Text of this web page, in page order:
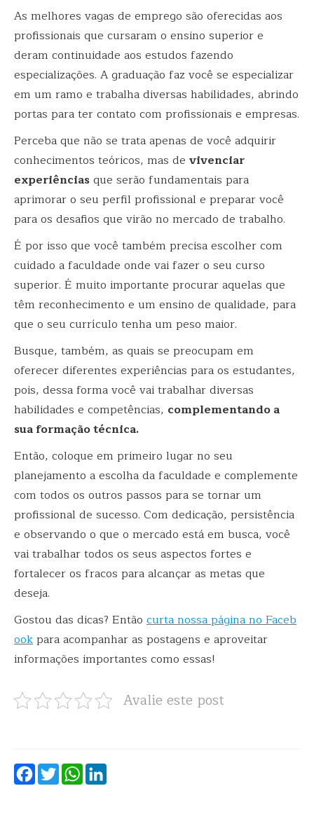
As melhores vagas de emprego são oferecidas aos
profissionais que cursaram o ensino superior e
deram continuidade aos estudos fazendo
especializações. A graduação faz você se especializar
em um ramo e trabalha diversas habilidades, abrindo
portas para ter contato com profissionais e empresas.
Perceba que não se trata apenas de você adquirir
conhecimentos teóricos, mas de vivenciar
experiênciasque serão fundamentais para
aprimorar o seu perfil profissional e preparar você
para os desafios que virão no mercado de trabalho.
É por isso que você também precisa escolher com
cuidado a faculdade onde vai fazer o seu curso
superior. É muito importante procurar aquelas que
têm reconhecimento e um ensino de qualidade, para
que o seu currículo tenha um peso maior.
Busque, também, as quais se preocupam em
oferecer diferentes experiências para os estudantes,
pois, dessa forma você vai trabalhar diversas
habilidades e competências, complementando a
sua formação técnica.
Então, coloque em primeiro lugar no seu
planejamento a escolha da faculdade e complemente
com todos os outros passos para se tornar um
profissional de sucesso. Com dedicação, persistência
e observando o que o mercado está em busca, você
vai trabalhar todos os seus aspectos fortes e
fortalecer os fracos para alcançar as metas que
deseja.
Gostou das dicas? Então curta nossa página no Faceb
ookpara acompanhar as postagens e aproveitar
informações importantes como essas!
Avalie este post
FacebookTwitterWhatsApp